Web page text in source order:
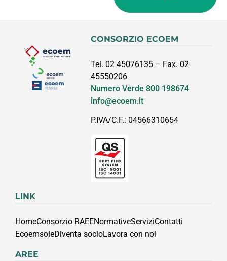
CONSORZIO ECOEM
Tel. 02 45076135 – Fax. 02
45550206
Numero Verde 800 198674
info@ecoem.it
P.IVA/C.F.: 04566310654
LINK
HomeConsorzio RAEENormativeServiziContatti
EcoemsoleDiventa socioLavora con noi
AREE